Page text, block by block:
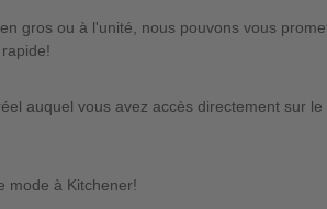
gros ou à l'unité, nous pouvons vous
auquel vous avez accès directement sur
mode à Kitchener!